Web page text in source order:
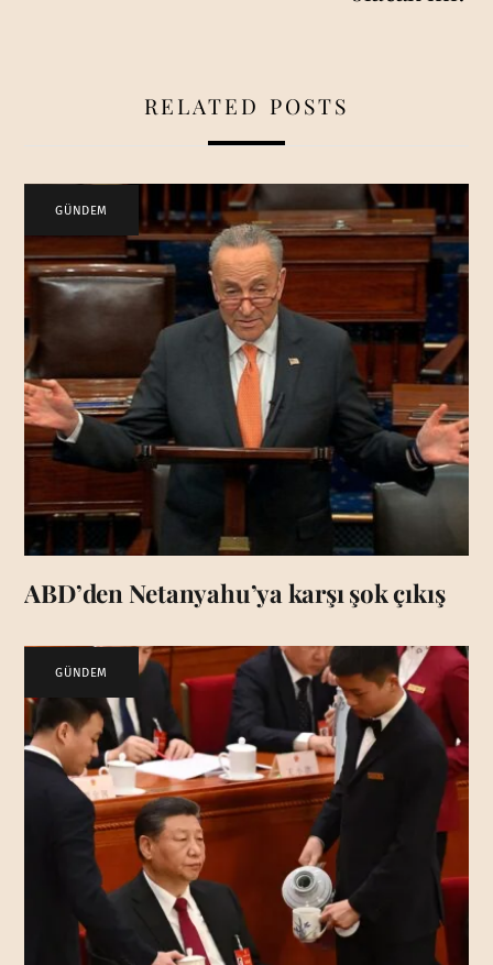
RELATED POSTS
GÜNDEM
ABD’den Netanyahu’ya karşı şok çıkış
GÜNDEM